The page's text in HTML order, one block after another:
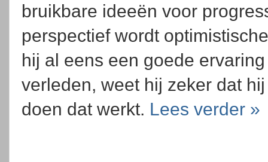
bruikbare ideeën voor
perspectief wordt
hij al eens een goede
verleden, weet hij zeker dat
doen dat werkt. Lees verder »